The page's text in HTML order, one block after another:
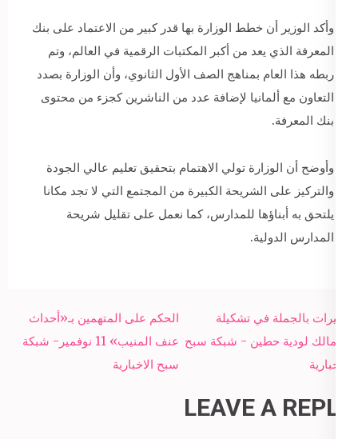
وأكد الوزير أن خطط الوزارة بها قدر كبير من الاعتماد على بنك
المعرفة الذي يعد من أكبر المكتبات الرقمية في العالم، وتم
ربطه هذا العام بمناهج الصف الأول الثانوي، وأن الوزارة بصدد
التعاون مع ألمانيا لإضافة عدد من الناشرين كجزء من محتوى
بنك المعرفة.
وأوضح أن الوزارة تولي الاهتمام بتحقيق تعليم عالي الجودة
والتركيز على الشريحة الكبيرة من المجتمع التي لا تجد مكانا
يلتحق به أبناؤها للمدارس، كما نعمل على تقليل شريحة
المدارس الدولية.
Post
navigation
الحكم على المتهمين بـ«أحداث
عنف المنيب» 11 نوفمير- شبكة
سبح الاخبارية
تغييرات بالجملة في تشكيلة
الزمالك لودية حطين - شبكة سبح
الاخبارية
LEAVE A REPLY